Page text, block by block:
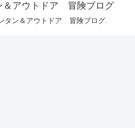
＆アウトドア 冒険ブログ
タン＆アウトドア 冒険ブログ.